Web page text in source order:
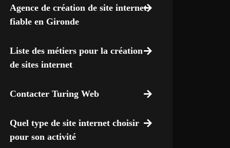
Agence de création de site internet
fiable en Gironde
Liste des métiers pour la création
de sites internet
Contacter Turing Web
Quel type de site internet choisir
pour son activité